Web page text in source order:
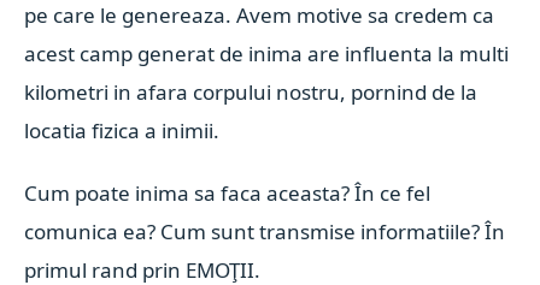
pe care le genereaza. Avem motive sa credem ca
acest camp generat de inima are influenta la multi
kilometri in afara corpului nostru, pornind de la
locatia fizica a inimii.
Cum poate inima sa faca aceasta? În ce fel
comunica ea? Cum sunt transmise informatiile? În
primul rand prin EMOŢII.